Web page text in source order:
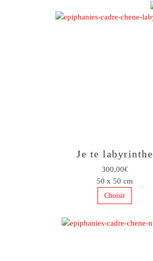
Je te labyrinthe
300,00€
50 x 50 cm
Choisir